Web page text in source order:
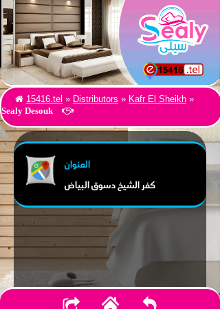
15416.tel » Distributors » Kafr El Sheikh »
Sealy Desouk
العنوان
كفر الشيخ دسوق البياض